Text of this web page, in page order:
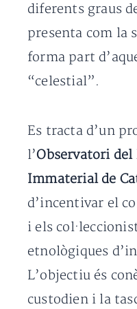
diferents graus
presenta com la
forma part
“celestial”.
Es tracta d’un
l’Observatori
Immaterial de
d’incentivar el
i els
etnològiques
L’objectiu és
custodien i la